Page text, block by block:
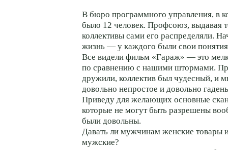
В бюро программного управления, в
было 12 человек. Профсоюз, выдавая
коллективы сами его распределяли.
жизнь — у каждого были свои понятия
Все видели фильм «Гараж» — это
по сравнению с нашими штормами.
дружили, коллектив был чудесный, и
довольно непростое и довольно
Приведу для желающих основные
которые не могут быть разрешены
были довольны.
Давать ли мужчинам женские товары
мужские?